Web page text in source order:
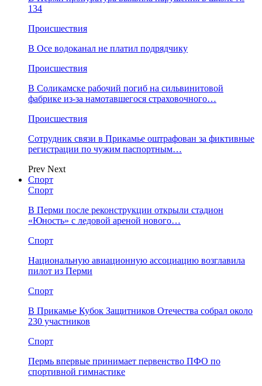
134
Происшествия
В Осе водоканал не платил подрядчику
Происшествия
В Соликамске рабочий погиб на сильвинитовой
фабрике из-за намотавшегося страховочного…
Происшествия
Сотрудник связи в Прикамье оштрафован за фиктивные
регистрации по чужим паспортным…
Prev Next
Спорт
Спорт
В Перми после реконструкции открыли стадион
«Юность» с ледовой ареной нового…
Спорт
Национальную авиационную ассоциацию возглавила
пилот из Перми
Спорт
В Прикамье Кубок Защитников Отечества собрал около
230 участников
Спорт
Пермь впервые принимает первенство ПФО по
спортивной гимнастике